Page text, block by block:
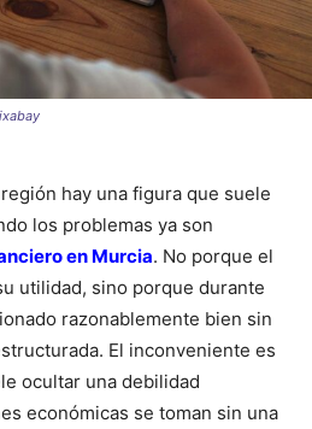
hay una figura que suele
los problemas ya son
en Murcia. No porque el
utilidad, sino porque durante
razonablemente bien sin
El inconveniente es
ocultar una debilidad
económicas se toman sin una